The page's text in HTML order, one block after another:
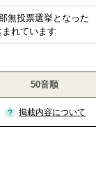
無投票選挙となった
れています
50音順
掲載内容について